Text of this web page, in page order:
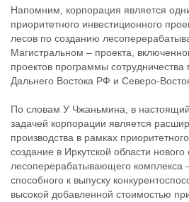
Напомним, корпорация является
приоритетного инвестиционного
лесов по созданию
Магистральном – проекта,
проектов программы
Дальнего Востока РФ и Северо-
По словам У Чжаньмина, в
задачей корпорации является
производства в рамках
создание в Иркутской области
лесоперерабатывающего комплекса
способного к выпуску
высокой добавленной стоимостью